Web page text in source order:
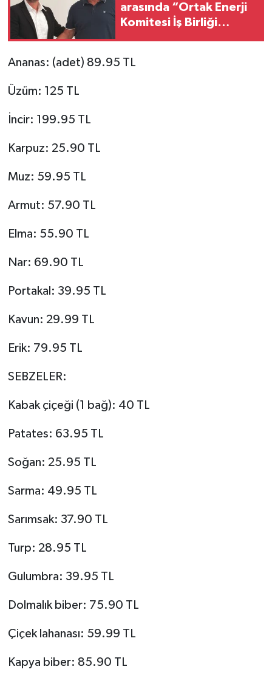
arasında “Ortak Enerji
Komitesi İş Birliği
Ananas: (adet) 89.95 TL
Üzüm: 125 TL
İncir: 199.95 TL
Karpuz: 25.90 TL
Muz: 59.95 TL
Armut: 57.90 TL
Elma: 55.90 TL
Nar: 69.90 TL
Portakal: 39.95 TL
Kavun: 29.99 TL
Erik: 79.95 TL
SEBZELER:
Kabak çiçeği (1 bağ): 40 TL
Patates: 63.95 TL
Soğan: 25.95 TL
Sarma: 49.95 TL
Sarımsak: 37.90 TL
Turp: 28.95 TL
Gulumbra: 39.95 TL
Dolmalık biber: 75.90 TL
Çiçek lahanası: 59.99 TL
Kapya biber: 85.90 TL